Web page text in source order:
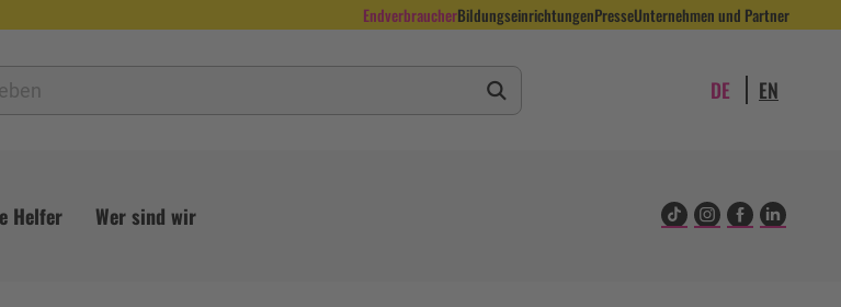
EndverbraucherBildungseinrichtungenPresseUnternehmen und Partner
Suchbegriff eingeben
Suche starten DE EN
Helfer Wer sind wir